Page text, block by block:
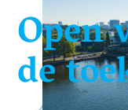
Open
de